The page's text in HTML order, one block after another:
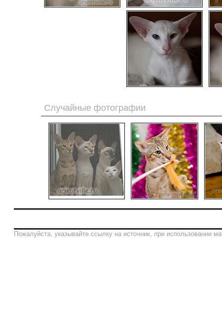
Случайные фотографии
Пожалуйста, указывайте ссылку на источник, при использовании